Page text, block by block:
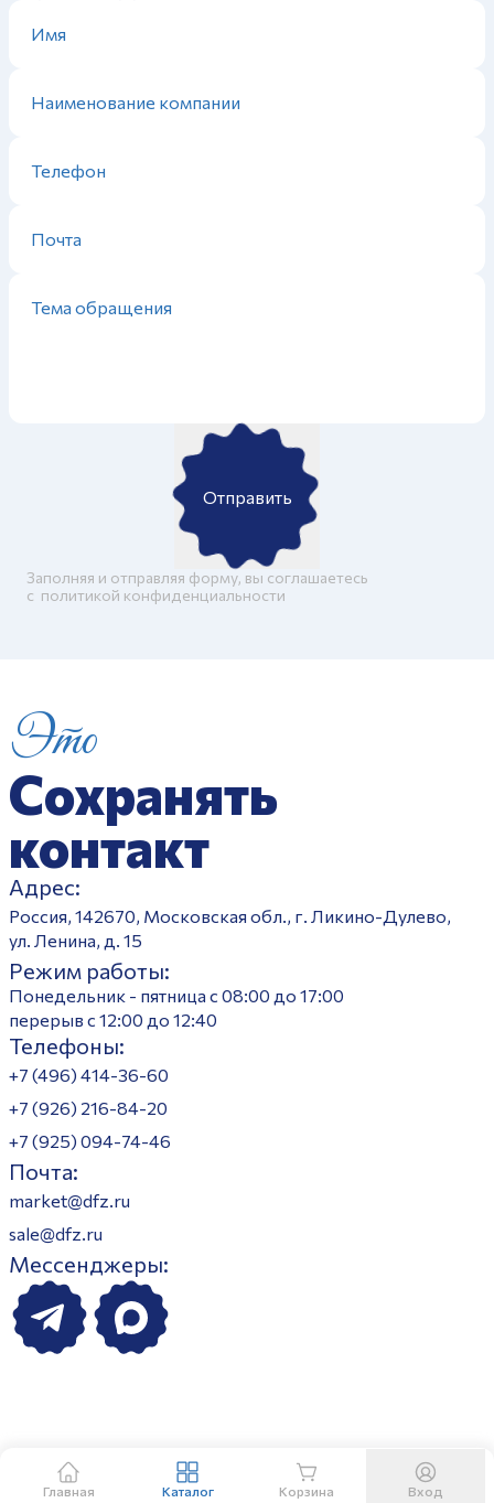
Отправить
Заполняя и отправляя форму, вы соглашаетесь
c политикой конфиденциальности
Это
Сохранять
контакт
Адрес:
Россия, 142670, Московская обл., г. Ликино-Дулево,
ул. Ленина, д. 15
Режим работы:
Понедельник - пятница с 08:00 до 17:00
перерыв с 12:00 до 12:40
Телефоны:
+7 (496) 414-36-60
+7 (926) 216-84-20
+7 (925) 094-74-46
Почта:
market@dfz.ru
sale@dfz.ru
Мессенджеры:
Главная Каталог Корзина Вход